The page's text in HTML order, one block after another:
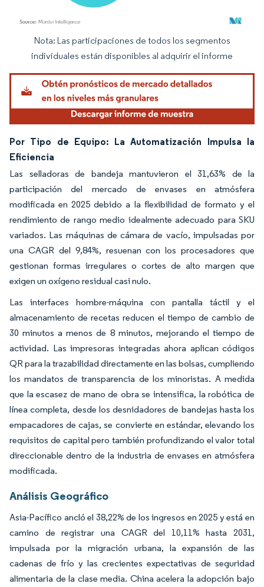
Imagen © Mordor Intelligence. El uso requiere atribución según CC BY 4.0.
Nota: Las participaciones de todos los segmentos
individuales están disponibles al adquirir el informe
Por Tipo de Equipo: La Automatización Impulsa la
Eficiencia
Las selladoras de bandeja mantuvieron el 31,63% de la
participación del mercado de envases en atmósfera
modificada en 2025 debido a la flexibilidad de formato y el
rendimiento de rango medio idealmente adecuado para SKU
variados. Las máquinas de cámara de vacío, impulsadas por
una CAGR del 9,84%, resuenan con los procesadores que
gestionan formas irregulares o cortes de alto margen que
exigen un oxígeno residual casi nulo.
Las interfaces hombre-máquina con pantalla táctil y el
almacenamiento de recetas reducen el tiempo de cambio de
30 minutos a menos de 8 minutos, mejorando el tiempo de
actividad. Las impresoras integradas ahora aplican códigos
QR para la trazabilidad directamente en las bolsas, cumpliendo
los mandatos de transparencia de los minoristas. A medida
que la escasez de mano de obra se intensifica, la robótica de
línea completa, desde los desnidadores de bandejas hasta los
empacadores de cajas, se convierte en estándar, elevando los
requisitos de capital pero también profundizando el valor total
direccionable dentro de la industria de envases en atmósfera
modificada.
Análisis Geográfico
Asia-Pacífico ancló el 38,22% de los ingresos en 2025 y está en
camino de registrar una CAGR del 10,11% hasta 2031,
impulsada por la migración urbana, la expansión de las
cadenas de frío y las crecientes expectativas de seguridad
alimentaria de la clase media. China acelera la adopción bajo